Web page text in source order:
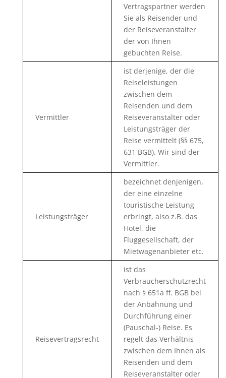
Vertragspartner werden
Sie als Reisender und
der Reiseveranstalter
der von Ihnen
gebuchten Reise.
Vermittler
ist derjenige, der die
Reiseleistungen
zwischen dem
Reisenden und dem
Reiseveranstalter oder
Leistungsträger der
Reise vermittelt (§§ 675,
631 BGB). Wir sind der
Vermittler.
Leistungsträger
bezeichnet denjenigen,
der eine einzelne
touristische Leistung
erbringt, also z.B. das
Hotel, die
Fluggesellschaft, der
Mietwagenanbieter etc.
Reisevertragsrecht
ist das
Verbraucherschutzrecht
nach § 651a ff. BGB bei
der Anbahnung und
Durchführung einer
(Pauschal-) Reise. Es
regelt das Verhältnis
zwischen dem Ihnen als
Reisenden und dem
Reiseveranstalter oder